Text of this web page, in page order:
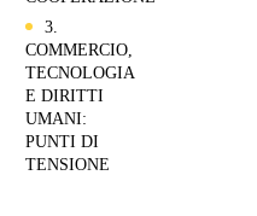
3.
COMMERCIO,
TECNOLOGIA
E DIRITTI
UMANI:
PUNTI DI
TENSIONE